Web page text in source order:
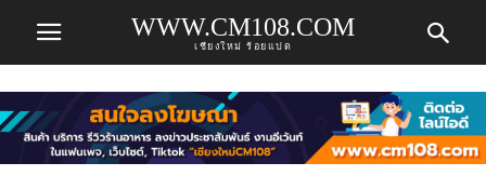
WWW.CM108.COM
เชียงใหม่ ร้อยแปด